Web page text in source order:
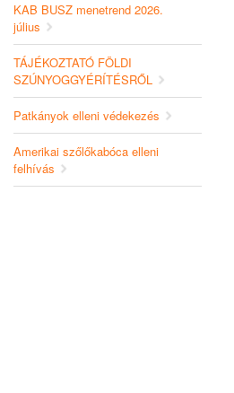
KAB BUSZ menetrend 2026.
július
TÁJÉKOZTATÓ FÖLDI
SZÚNYOGGYÉRÍTÉSRŐL
Patkányok elleni védekezés
Amerikai szőlőkabóca elleni
felhívás